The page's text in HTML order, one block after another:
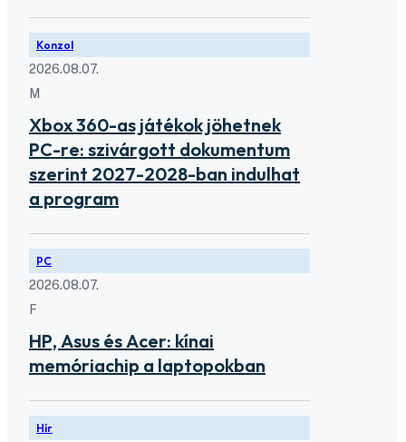
Konzol
2026.08.07.
M
Xbox 360-as játékok jöhetnek
PC-re: szivárgott dokumentum
szerint 2027-2028-ban indulhat
a program
PC
2026.08.07.
F
HP, Asus és Acer: kínai
memóriachip a laptopokban
Hír